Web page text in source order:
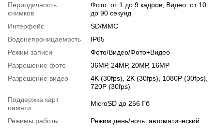
Периодичность
снимков
Фото: от 1 до 9 кадров; Видео: от 10
до 90 секунд
Интерфейс
SD/MMC
Водонепроницаемость
IP65
Режим записи
Фото/Видео/Фото+Видео
Разрешение фото
36МР, 24МР, 20МР, 16МР
Разрешение видео
4K (30fps), 2K (30fps), 1080P (30fps),
720P (30fps)
Поддержка карт
памяти
MicroSD до 256 Гб
Режимы работы
Режим день/ночь: автоматический